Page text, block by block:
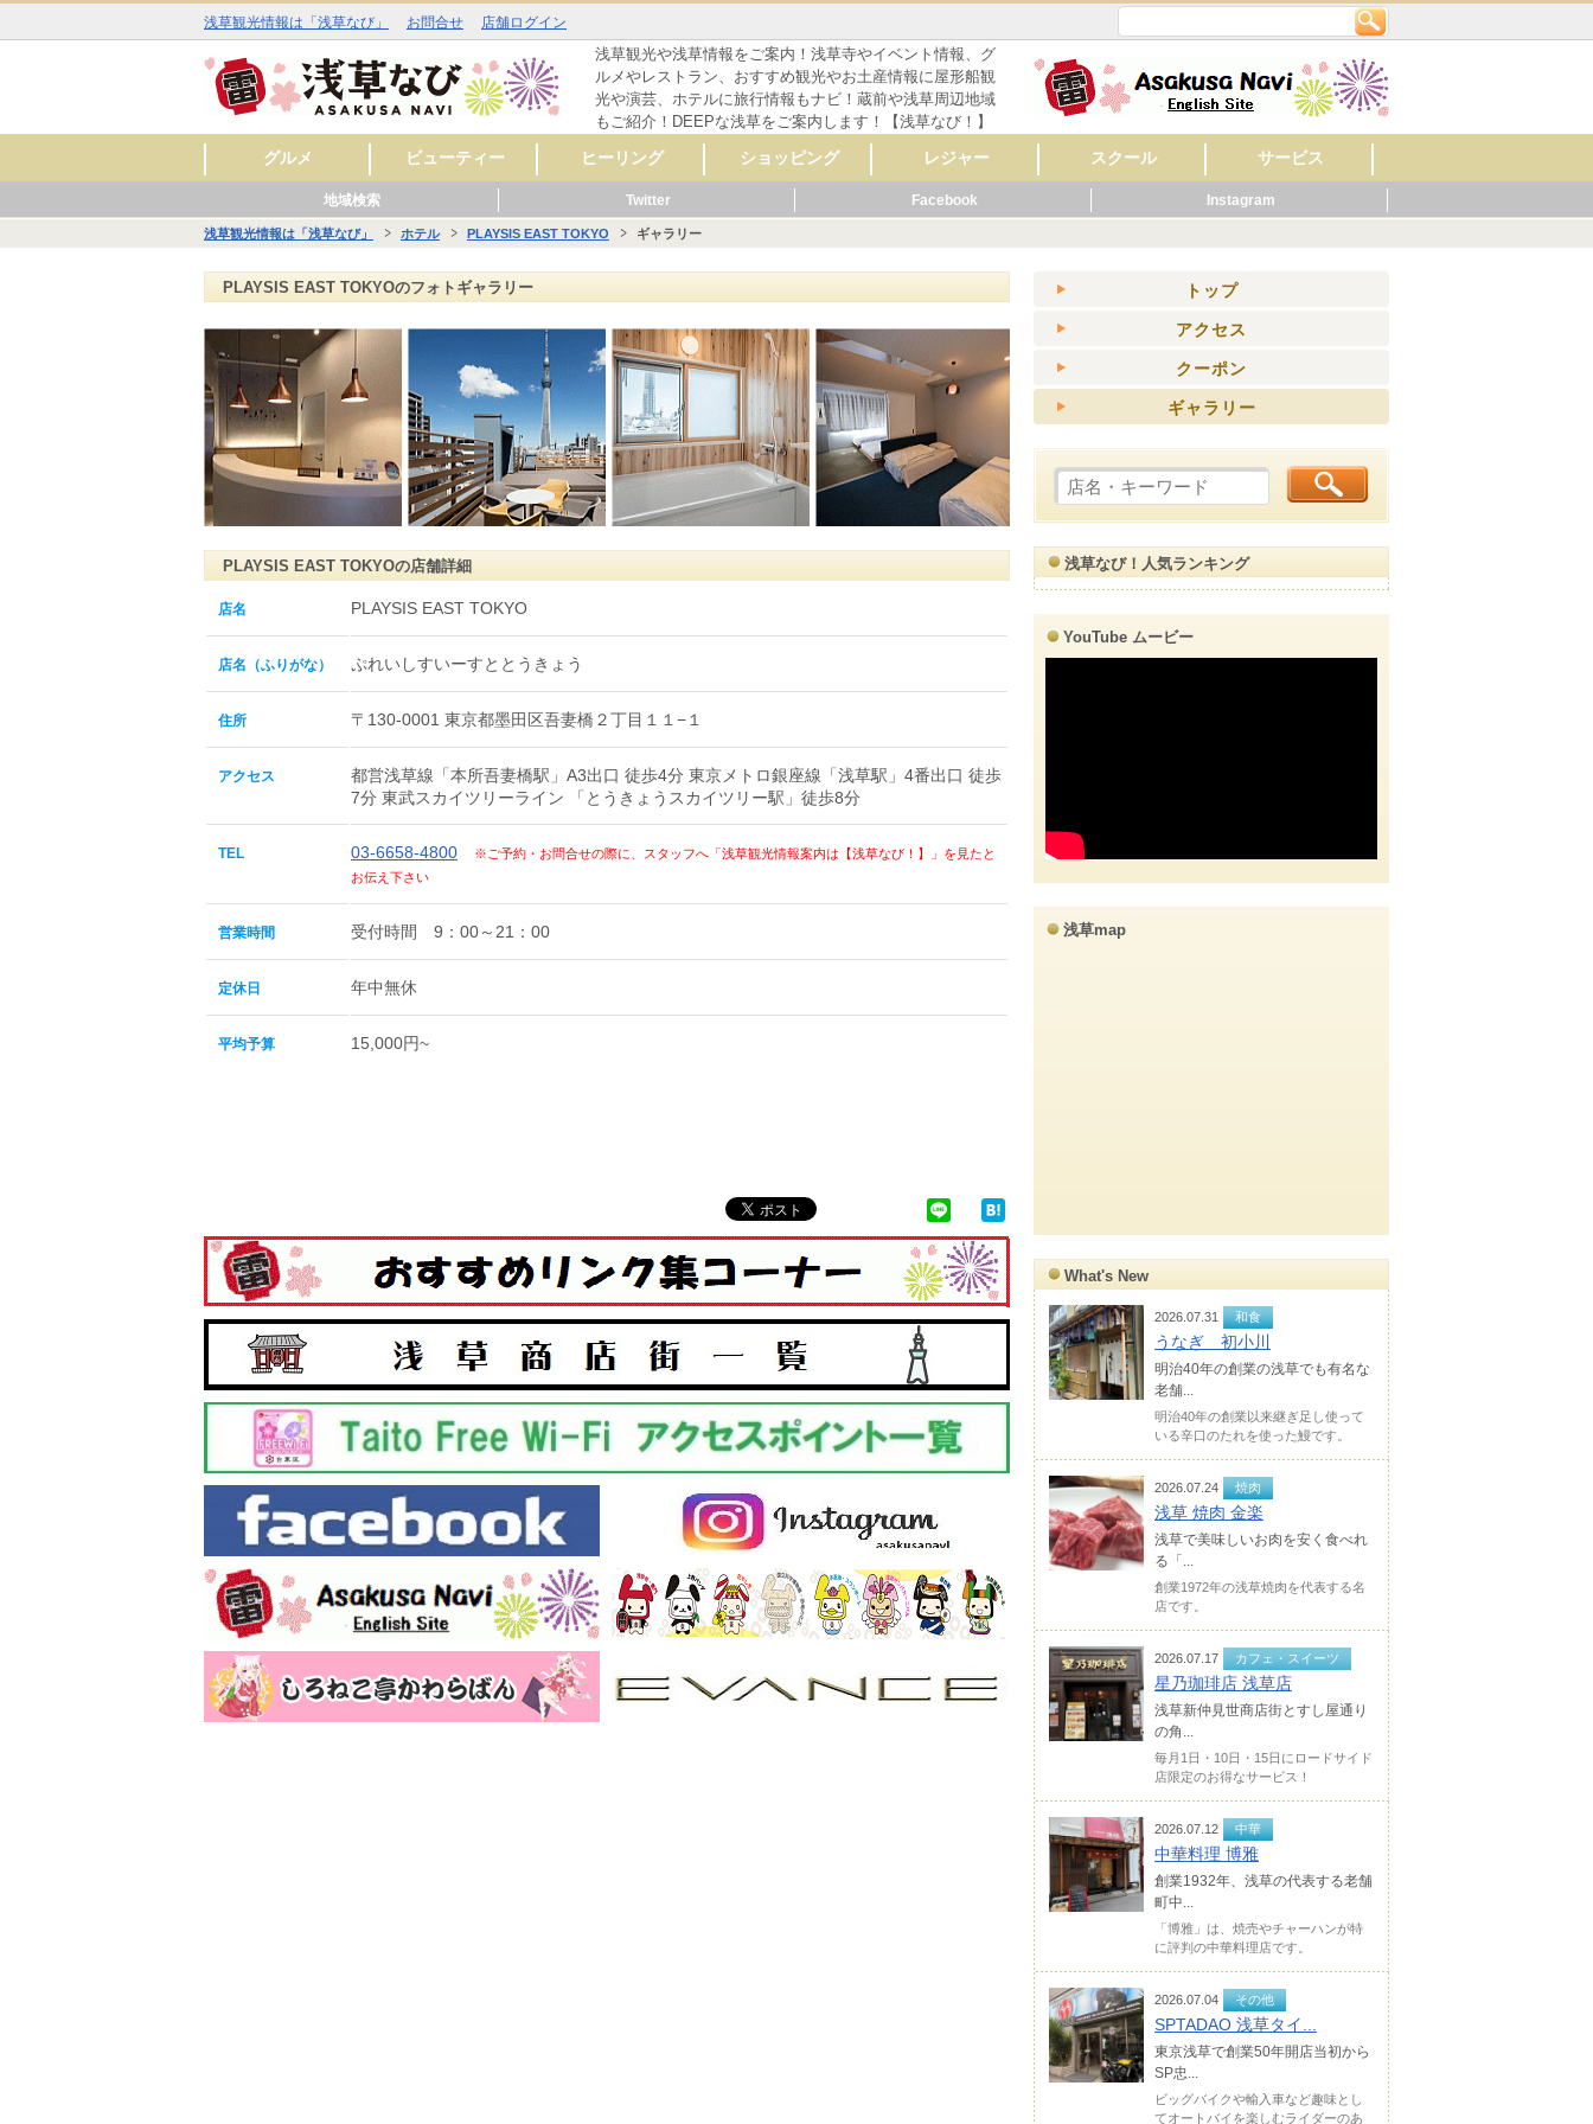
浅草観光情報は「浅草なび」 お問合せ 店舗ログイン
浅草観光や浅草情報をご案内！浅草寺やイベント情報、グ
ルメやレストラン、おすすめ観光やお土産情報に屋形船観
光や演芸、ホテルに旅行情報もナビ！蔵前や浅草周辺地域
もご紹介！DEEPな浅草をご案内します！【浅草なび！】
グルメ
アジア・エスニック
料理
カフェ・スイーツ
ファミリーレストラ
ン
ビューティー ヒーリング
リラクゼーション
リンパマッサージ
タイ式マッサージ
アロママッサージ
ショッピング
ョン
レジャー
カラオケ
占い
バッティングセンタ
ー
映画館・劇場
ライブハウス
観光スポット
動物園
遊園地
健康ランド・温泉
ゲームセンター
その他
体験
スクール
ニング
サービス
レンタルショップ
旅館
ビジネスホテル
ペット関連
健康・スポーツ
賃貸・不動産
ウエディング
歯科
ホテル
公共機関
その他
病院
くらし
地域検索
■■ 雷門周辺 ■■ グルメ
ビューティ
ヒーリング
■■ 仲見世・浅草寺周辺 ■■ グルメ
ショッピング
レジャー
サービス
■■ 西浅草周辺 ■■ グルメ
ショッピング
スクール
サービス
■■ 花川戸周辺 ■■ グルメ
ショッピング
レジャー
サービス
■■ 観音裏周辺 ■■ グルメ
ビューティ
スクール
サービス
Twitter Facebook Instagram
浅草観光情報は「浅草なび」 ホテル PLAYSIS EAST TOKYO ギャラリー
PLAYSIS EAST TOKYOのフォトギャラリー
PLAYSIS EAST TOKYOの店舗詳細
店名 PLAYSIS EAST TOKYO
店名（ふりがな） ぷれいしすいーすととうきょう
住所 〒130-0001 東京都墨田区吾妻橋２丁目１１−１
アクセス
都営浅草線「本所吾妻橋駅」A3出口 徒歩4分 東京メトロ銀座線「浅草駅」4番出口 徒歩
7分 東武スカイツリーライン 「とうきょうスカイツリー駅」徒歩8分
TEL 03-6658-4800
※ご予約・お問合せの際に、スタッフへ「浅草観光情報案内は【浅草なび！】」を見たと
お伝え下さい
営業時間 受付時間 9：00～21：00
定休日 年中無休
平均予算 15,000円~
トップ
アクセス
クーポン
ギャラリー
浅草なび！人気ランキング
YouTube ムービー
浅草map
What's New
2026.07.31 和食
うなぎ 初小川
明治40年の創業の浅草でも有名な
老舗...
明治40年の創業以来継ぎ足し使って
いる辛口のたれを使った鰻です。
2026.07.24 焼肉
浅草 焼肉 金楽
浅草で美味しいお肉を安く食べれ
る「...
創業1972年の浅草焼肉を代表する名
店です。
2026.07.17 カフェ・スイーツ
星乃珈琲店 浅草店
浅草新仲見世商店街とすし屋通り
の角...
毎月1日・10日・15日にロードサイド
店限定のお得なサービス！
2026.07.12 中華
中華料理 博雅
創業1932年、浅草の代表する老舗
町中...
「博雅」は、焼売やチャーハンが特
に評判の中華料理店です。
2026.07.04 その他
SPTADAO 浅草タイ...
東京浅草で創業50年開店当初から
SP忠...
ビッグバイクや輸入車など趣味とし
てオートバイを楽しむライダーのあ